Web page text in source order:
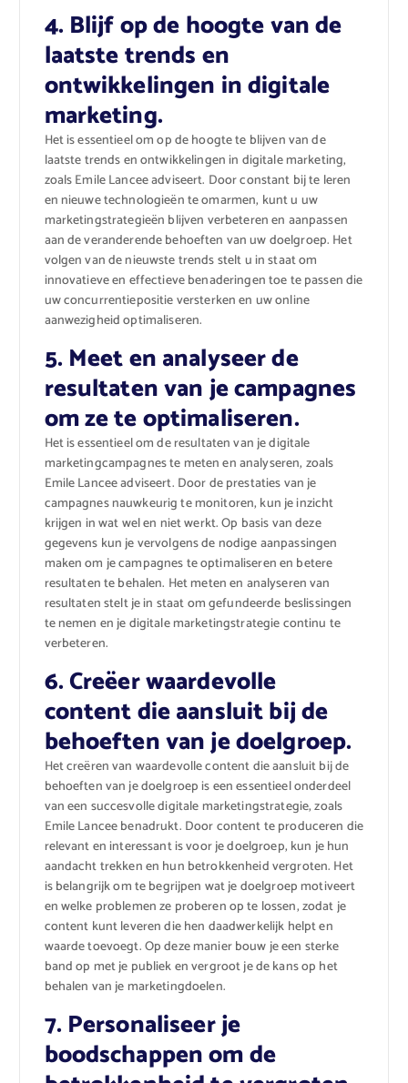
4. Blijf op de hoogte van de
laatste trends en
ontwikkelingen in digitale
marketing.
Het is essentieel om op de hoogte te blijven van de
laatste trends en ontwikkelingen in digitale marketing,
zoals Emile Lancee adviseert. Door constant bij te leren
en nieuwe technologieën te omarmen, kunt u uw
marketingstrategieën blijven verbeteren en aanpassen
aan de veranderende behoeften van uw doelgroep. Het
volgen van de nieuwste trends stelt u in staat om
innovatieve en effectieve benaderingen toe te passen die
uw concurrentiepositie versterken en uw online
aanwezigheid optimaliseren.
5. Meet en analyseer de
resultaten van je campagnes
om ze te optimaliseren.
Het is essentieel om de resultaten van je digitale
marketingcampagnes te meten en analyseren, zoals
Emile Lancee adviseert. Door de prestaties van je
campagnes nauwkeurig te monitoren, kun je inzicht
krijgen in wat wel en niet werkt. Op basis van deze
gegevens kun je vervolgens de nodige aanpassingen
maken om je campagnes te optimaliseren en betere
resultaten te behalen. Het meten en analyseren van
resultaten stelt je in staat om gefundeerde beslissingen
te nemen en je digitale marketingstrategie continu te
verbeteren.
6. Creëer waardevolle
content die aansluit bij de
behoeften van je doelgroep.
Het creëren van waardevolle content die aansluit bij de
behoeften van je doelgroep is een essentieel onderdeel
van een succesvolle digitale marketingstrategie, zoals
Emile Lancee benadrukt. Door content te produceren die
relevant en interessant is voor je doelgroep, kun je hun
aandacht trekken en hun betrokkenheid vergroten. Het
is belangrijk om te begrijpen wat je doelgroep motiveert
en welke problemen ze proberen op te lossen, zodat je
content kunt leveren die hen daadwerkelijk helpt en
waarde toevoegt. Op deze manier bouw je een sterke
band op met je publiek en vergroot je de kans op het
behalen van je marketingdoelen.
7. Personaliseer je
boodschappen om de